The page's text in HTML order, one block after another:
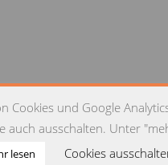
und Google
ausschalten. Unter
lesen Cookies